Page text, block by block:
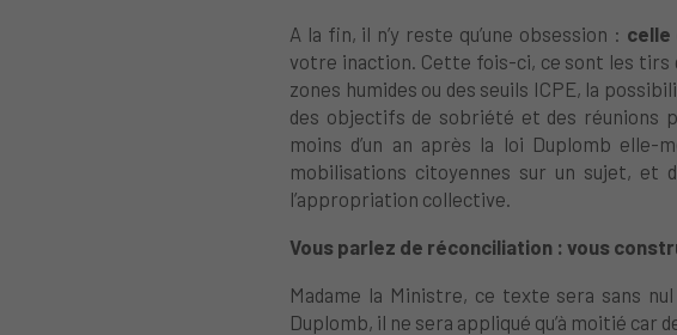
A la fin, il n’y reste qu’une obsession : celle
votre inaction. Cette fois-ci, ce sont les tirs
zones humides ou des seuils ICPE, la p
des objectifs de sobriété et des réunions
moins d’un an après la loi Duplomb
mobilisations citoyennes sur un sujet, et
l’appropriation collective.
Vous parlez de réconciliation : vous
Madame la Ministre, ce texte sera sans
Duplomb, il ne sera appliqué qu’à moitié